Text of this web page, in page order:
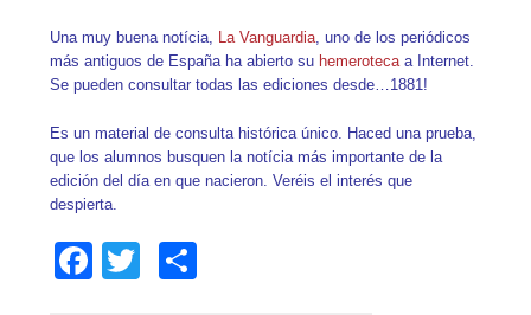
Una muy buena notícia, La Vanguardia, uno de los periódicos
más antiguos de España ha abierto su hemerotecaa Internet.
Se pueden consultar todas las ediciones desde…1881!
Es un material de consulta histórica único. Haced una prueba,
que los alumnos busquen la notícia más importante de la
edición del día en que nacieron. Veréis el interés que
despierta.
Facebook
Twitter